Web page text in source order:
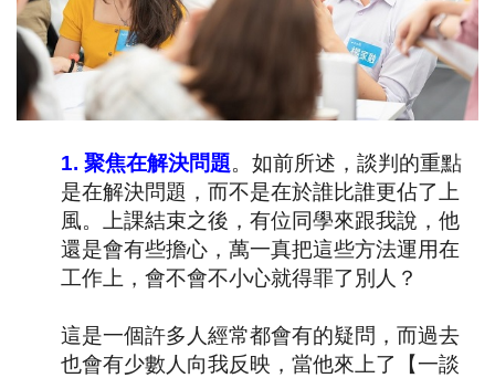
1. 聚焦在解決問題。如前所述，談判的重點
是在解決問題，而不是在於誰比誰更佔了上
風。上課結束之後，有位同學來跟我說，他
還是會有些擔心，萬一真把這些方法運用在
工作上，會不會不小心就得罪了別人？
這是一個許多人經常都會有的疑問，而過去
也會有少數人向我反映，當他來上了【一談